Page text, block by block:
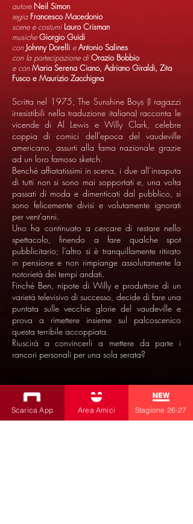
autore Neil Simon
regia Francesco Macedonio
scene e costumi Lauro Crisman
musicheGiorgio Guidi
con Johnny Dorelli e Antonio Salines
con la partecipazione di Orazio Bobbio
e con Maria Serena Ciano, Adriano Giraldi, Zita
Fusco e Maurizio Zacchigna
Scritta nel 1975, The Sunshine Boys (I ragazzi
irresistibili nella traduzione italiana) racconta le
vicende di Al Lewis e Willy Clark, celebre
coppia di comici dell’epoca del vaudeville
americano, assurti alla fama nazionale grazie
ad un loro famoso sketch.
Benché affiatatissimi in scena, i due all’insaputa
di tutti non si sono mai sopportati e, una volta
passati di moda e dimenticati dal pubblico, si
sono felicemente divisi e volutamente ignorati
per vent’anni.
Uno ha continuato a cercare di restare nello
spettacolo, finendo a fare qualche spot
pubblicitario; l’altro si è tranquillamente ritirato
in pensione e non rimpiange assolutamente la
notorietà dei tempi andati.
Finché Ben, nipote di Willy e produttore di un
varietà televisivo di successo, decide di fare una
puntata sulle vecchie glorie del vaudeville e
prova a rimettere insieme sul palcoscenico
questa terribile accoppiata.
Riuscirà a convincerli a mettere da parte i
rancori personali per una sola serata?
Scarica App Area Amici Stagione 26-27